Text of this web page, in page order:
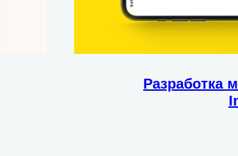
Разработка